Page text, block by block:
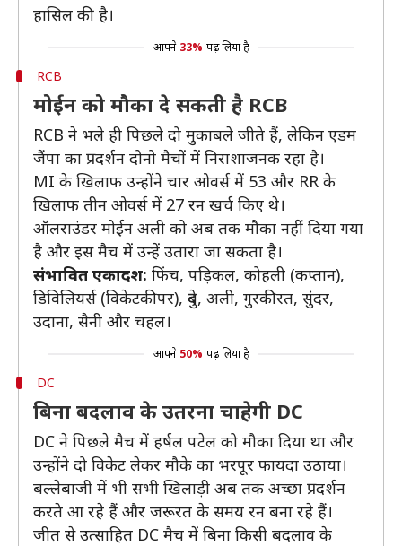
हासिल की है।
आपने 33% पढ़ लिया है
RCB
मोईन को मौका दे सकती है RCB
RCB ने भले ही पिछले दो मुकाबले जीते हैं, लेकिन एडम
जैंपा का प्रदर्शन दोनो मैचों में निराशाजनक रहा है।
MI के खिलाफ उन्होंने चार ओवर्स में 53 और RR के
खिलाफ तीन ओवर्स में 27 रन खर्च किए थे।
ऑलराउंडर मोईन अली को अब तक मौका नहीं दिया गया
है और इस मैच में उन्हें उतारा जा सकता है।
संभावित एकादश: फिंच, पड़िकल, कोहली (कप्तान),
डिविलियर्स (विकेटकीपर), दुबे, अली, गुरकीरत, सुंदर,
उदाना, सैनी और चहल।
आपने 50% पढ़ लिया है
DC
बिना बदलाव के उतरना चाहेगी DC
DC ने पिछले मैच में हर्षल पटेल को मौका दिया था और
उन्होंने दो विकेट लेकर मौके का भरपूर फायदा उठाया।
बल्लेबाजी में भी सभी खिलाड़ी अब तक अच्छा प्रदर्शन
करते आ रहे हैं और जरूरत के समय रन बना रहे हैं।
जीत से उत्साहित DC मैच में बिना किसी बदलाव के